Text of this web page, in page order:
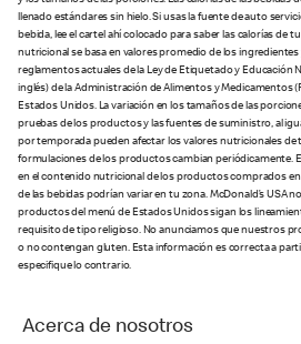
llenado estándares sin hielo. Si usas la fuente de auto
bebida, lee el cartel ahí colocado para saber las calorías de
nutricional se basa en valores promedio de los
reglamentos actuales de la Ley de Etiquetado y Educación
inglés) de la Administración de Alimentos y Medicamentos
Estados Unidos. La variación en los tamaños de las
pruebas de los productos y las fuentes de suministro, al
por temporada pueden afectar los valores nutricionales de
formulaciones de los productos cambian periódicamente.
en el contenido nutricional de los productos comprados
de las bebidas podrían variar en tu zona. McDonald’s USA
productos del menú de Estados Unidos sigan los
requisito de tipo religioso. No anunciamos que nuestros
o no contengan gluten. Esta información es correcta a
especifique lo contrario.
Acerca de nosotros